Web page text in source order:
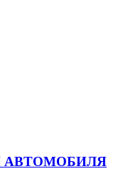
АВТОМОБИЛЯ